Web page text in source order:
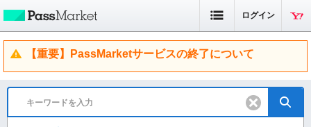
ログイン
【重要】PassMarketサービスの終了について